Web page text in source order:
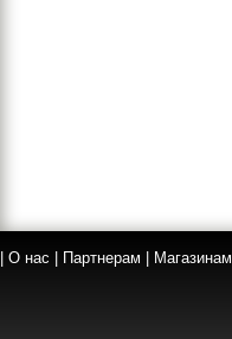
О нас Партнерам Магазинам